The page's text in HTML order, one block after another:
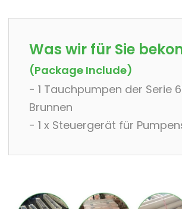
Was wir für Sie
(Package Include)
- 1 Tauchpumpen der Serie
Brunnen
- 1 x Steuergerät für